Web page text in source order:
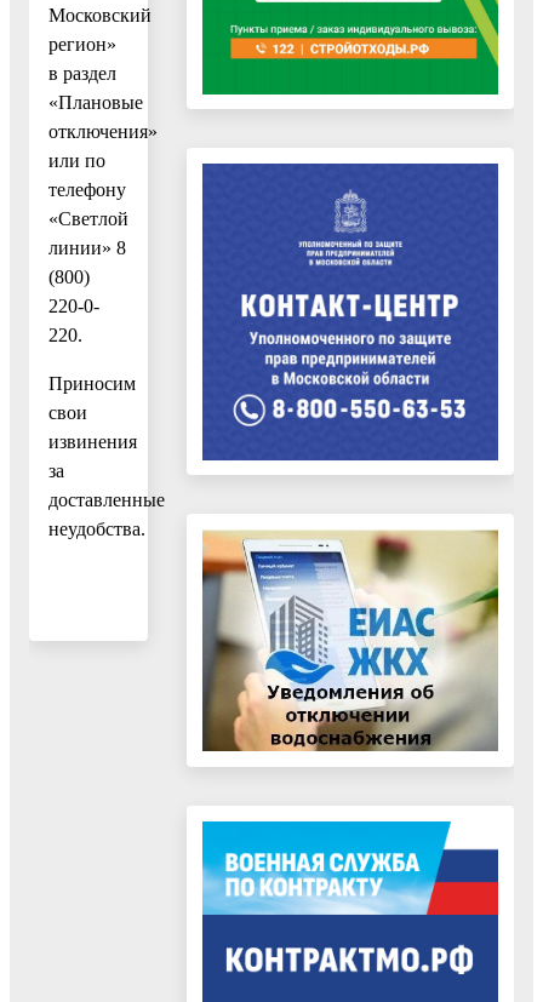
Московский
регион»
в раздел
«Плановые
отключения»
или по
телефону
«Светлой
линии» 8
(800)
220-0-
220.
Приносим
свои
извинения
за
доставленные
неудобства.